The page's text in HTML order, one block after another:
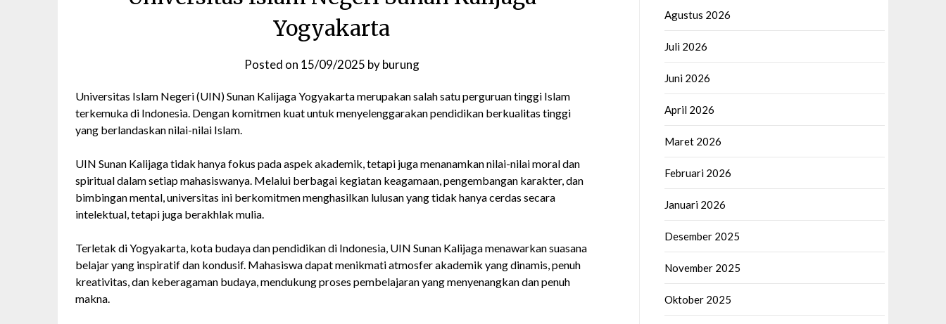
Yogyakarta
Posted on 15/09/2025 byburung
Universitas Islam Negeri (UIN) Sunan Kalijaga Yogyakarta merupakan salah satu perguruan tinggi Islam
terkemuka di Indonesia. Dengan komitmen kuat untuk menyelenggarakan pendidikan berkualitas tinggi
yang berlandaskan nilai-nilai Islam.
UIN Sunan Kalijaga tidak hanya fokus pada aspek akademik, tetapi juga menanamkan nilai-nilai moral dan
spiritual dalam setiap mahasiswanya. Melalui berbagai kegiatan keagamaan, pengembangan karakter, dan
bimbingan mental, universitas ini berkomitmen menghasilkan lulusan yang tidak hanya cerdas secara
intelektual, tetapi juga berakhlak mulia.
Terletak di Yogyakarta, kota budaya dan pendidikan di Indonesia, UIN Sunan Kalijaga menawarkan suasana
belajar yang inspiratif dan kondusif. Mahasiswa dapat menikmati atmosfer akademik yang dinamis, penuh
kreativitas, dan keberagaman budaya, mendukung proses pembelajaran yang menyenangkan dan penuh
makna.
Agustus 2026
Juli 2026
Juni 2026
April 2026
Maret 2026
Februari 2026
Januari 2026
Desember 2025
November 2025
Oktober 2025